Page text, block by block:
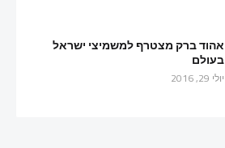
אהוד ברק מצטרף למשמיצי ישראל
בעולם
יולי 29, 2016